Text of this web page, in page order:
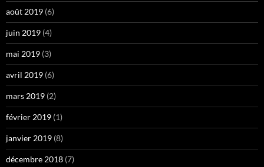
août 2019 (6)
juin 2019 (4)
mai 2019 (3)
avril 2019 (6)
mars 2019 (2)
février 2019 (1)
janvier 2019 (8)
décembre 2018 (7)